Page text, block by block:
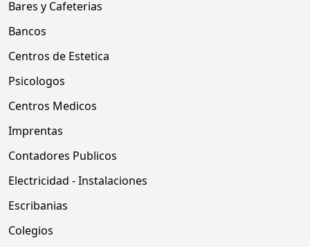
Bares y Cafeterias
Bancos
Centros de Estetica
Psicologos
Centros Medicos
Imprentas
Contadores Publicos
Electricidad - Instalaciones
Escribanias
Colegios